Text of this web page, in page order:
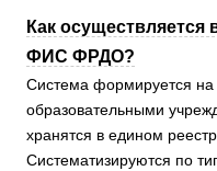
Как
ФИС ФРДО?
Система формируется
образовательными
хранятся в едином
Систематизируются по